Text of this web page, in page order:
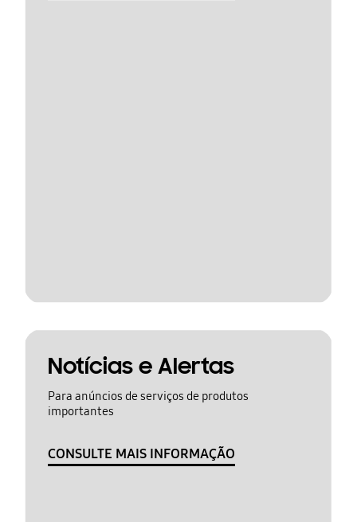
Notícias e Alertas
Para anúncios de serviços de produtos
importantes
CONSULTE MAIS INFORMAÇÃO